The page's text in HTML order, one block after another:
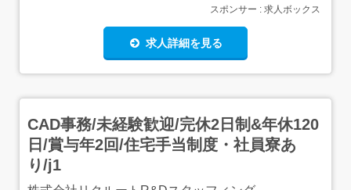
スポンサー : 求人ボックス
求人詳細を見る
CAD事務/未経験歓迎/完休2日制&年休120
日/賞与年2回/住宅手当制度・社員寮あ
り/j1